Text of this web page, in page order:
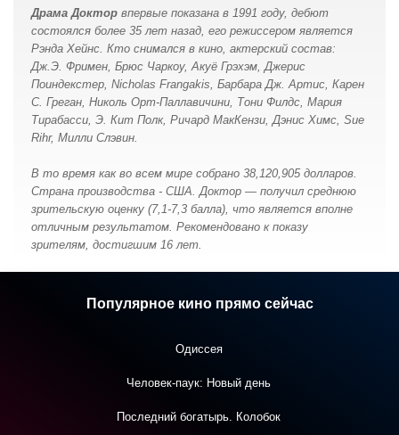
Романтизм поездки в никуда и ни зачем, пронизывает до
глубины души своей красотой, как и возникшие платонические
отношения двух обреченных и отчаявшихся людей. Холод
Вселенной, объединивший ненадолго два одиноких сердца
растаял, раскрывая душу перед совсем незнакомыми друг с
другом людьми.
Семейные проблемы отражены очень точно, когда люди, с
которыми прожил кажется всю жизнь, становятся далекими и
холодными. И не сразу приходит запоздавшая догадка, что в
Игра актеров изумительна и правдоподобна и веришь всему,
что происходит перед глазами зрителя. Этот фильм в легкой и
непринужденной форме, служит притчей всем интернам и уже
состоявшимся, в профессиональном плане врачам.
показывать в медицинских аудиториях, клиниках и больницах
прикрытой белыми халатами и деловитым
Драма Доктор впервые показанa в 1991 году, дебют
состоялся более 35 лет назад, его режиссером является
Рэнда Хейнс. Кто снимался в кино, актерский состав:
Дж.Э. Фримен, Брюс Чаркоу, Акуё Грэхэм, Джерис
Поиндекстер, Nicholas Frangakis, Барбара Дж. Артис, Карен
С. Греган, Николь Орт-Паллавичини, Тони Филдс, Мария
Тирабасси, Э. Кит Полк, Ричард МакКензи, Дэнис Химс, Sue
Rihr, Милли Слэвин.
В то время как во всем мире собрано 38,120,905 долларов.
Страна производства - США. Доктор — получил среднюю
зрительскую оценку (7,1-7,3 балла), что является вполне
отличным результатом. Рекомендовано к показу
зрителям, достигшим 16 лет.
Популярное кино прямо сейчас
Одиссея
Человек-паук: Новый день
Последний богатырь. Колобок